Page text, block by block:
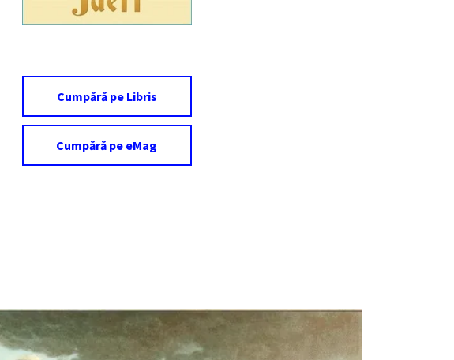
Cumpără pe Libris
Cumpără pe eMag